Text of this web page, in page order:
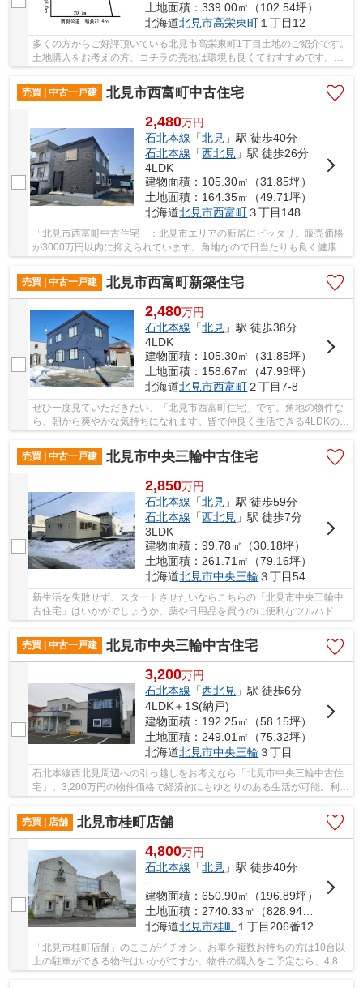
土地面積：339.00㎡（102.54坪）
北海道北見市高栄東町 １丁目12
多くの方からご好評頂いている北見市高栄東町1丁目土地のご紹介です。
土地購入をお考えの方、コチラの売地は環境も良くておすすめです。幅
売買 | 中古一戸建
北見市西富町中古住宅
2,480万円
石北本線 「北見 」駅 徒歩40分
石北本線 「西北見 」駅 徒歩26分
4LDK
建物面積：105.30㎡（31.85坪）
土地面積：164.35㎡（49.71坪）
北海道北見市西富町３丁目148番62
「北見市西富町中古住宅」：北見市エリアの新居にピッタリ。販売価格
が3000万円以内に抑えられています。角地なので日当たりも良く健康的
な生活に適しています。建物面積105.3平米の物...
売買 | 中古一戸建
北見市西富町新築住宅
2,480万円
石北本線 「北見 」駅 徒歩38分
4LDK
建物面積：105.30㎡（31.85坪）
土地面積：158.67㎡（47.99坪）
北海道北見市西富町２丁目7-8
ぜひ一度見ていただきたい、「北見市西富町住宅」です。角地の物件な
ら、朝から爽やかな気持ちになれます。皆で仲良く生活できる4LDKの物
件情報はこちらです。中古の戸建て物件は幅広...
売買 | 中古一戸建
北見市中央三輪中古住宅
2,850万円
石北本線 「北見 」駅 徒歩59分
石北本線 「西北見 」駅 徒歩7分
3LDK
建物面積：99.78㎡（30.18坪）
土地面積：261.71㎡（79.16坪）
北海道北見市中央三輪 ３丁目548番地27
新生活を失敗せず、スタートさせたいならこちらの「北見市中央三輪中
古住宅」はいかがでしょうか。薬や日用品を買うのに便利なツルハドラ
ッグ 北見三輪北店まで、337mです。購入価格2,...
売買 | 中古一戸建
北見市中央三輪中古住宅
3,200万円
石北本線 「西北見 」駅 徒歩6分
4LDK＋1S(納戸)
建物面積：192.25㎡（58.15坪）
土地面積：249.01㎡（75.32坪）
北海道北見市中央三輪 ３丁目
石北本線西北見周辺への引っ越しをお考えなら「北見市中央三輪中古住
宅」。3,200万円の物件価格で経済的にもゆとりのある生活が可能。利便
売買 | 店舗
北見市桂町店舗
4,800万円
石北本線 「北見 」駅 徒歩40分
-
建物面積：650.90㎡（196.89坪）
土地面積：2740.33㎡（828.94坪）
北海道北見市桂町１丁目206番12
「北見市桂町店舗」のここがイチオシ。お車を複数お持ちの方は10台以
上の駐車ができる物件はいかがですか。物件の購入をご予定なら、4,800